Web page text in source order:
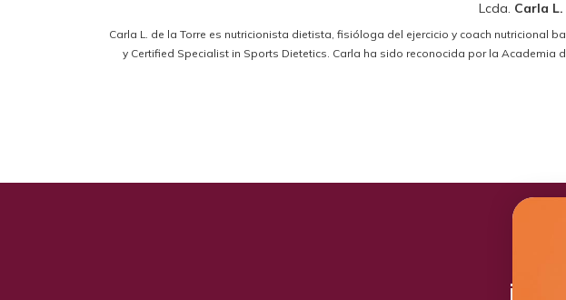
Lcda. Carla
Carla L. de la Torre es nutricionista dietista, fisióloga del ejercicio y coach nutricional
y Certified Specialist in Sports Dietetics. Carla ha sido reconocida por la Academia